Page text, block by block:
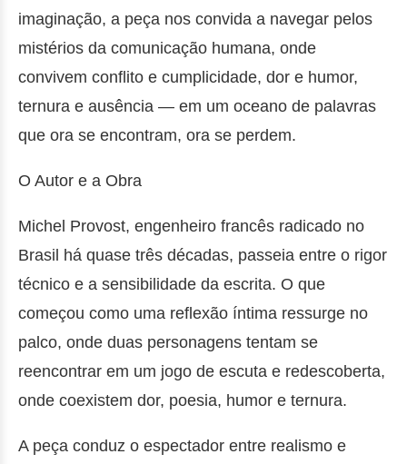
imaginação, a peça nos convida a navegar pelos
mistérios da comunicação humana, onde
convivem conflito e cumplicidade, dor e humor,
ternura e ausência — em um oceano de palavras
que ora se encontram, ora se perdem.
O Autor e a Obra
Michel Provost, engenheiro francês radicado no
Brasil há quase três décadas, passeia entre o rigor
técnico e a sensibilidade da escrita. O que
começou como uma reflexão íntima ressurge no
palco, onde duas personagens tentam se
reencontrar em um jogo de escuta e redescoberta,
onde coexistem dor, poesia, humor e ternura.
A peça conduz o espectador entre realismo e